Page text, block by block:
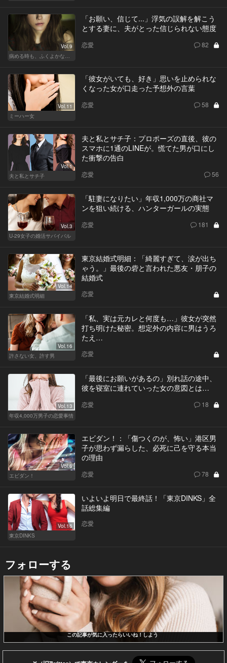
Vol.9
「お願い、信じて...」浮気の誤解を解こう
とする妻に、夫がとった信じられない態度
恋愛 82
Vol.11
ミーハー女
「彼女がいても、好き」思いを止められな
くなった女が口走った予想外の言葉
恋愛 58
Vol.1
夫と私とサチ子
夫と私とサチ子：プロポーズの直後、彼の
スマホに1通のLINEが。慌てた男が口にし
た衝撃の告白
恋愛 56
Vol.3
U-29女子の婚活サバイバル
「駐妻になりたい」年収1,000万の商社マ
ンを狙い続ける、ハンターガールの実態
恋愛 181
Vol.14
東京結婚式明細
東京結婚式明細：「綺麗すぎて、涙が出ち
ゃう。」最後の砦と言われた悪友・朋子の
結婚式
恋愛
Vol.16
許さない女、許す男
「私、実は元カレと何度も…」彼女が突然
打ち明けた秘密。想定外の内容に男はうろ
たえ…
恋愛
Vol.13
年収4,000万男子の恋愛事情
「最後にお願いがあるの」別れ話の途中、
彼を寝室に連れていった女の意図とは…
恋愛 18
Vol.6
エビダン！
エビダン！：「傷つくのが、怖い」港区男
子が思わず漏らした、必死に己を守る本当
の理由
恋愛 78
Vol.16
東京DINKS
いよいよ明日で最終話！「東京DINKS」全
話総集編
恋愛
フォローする
この記事が気に入ったらいいね！しよう